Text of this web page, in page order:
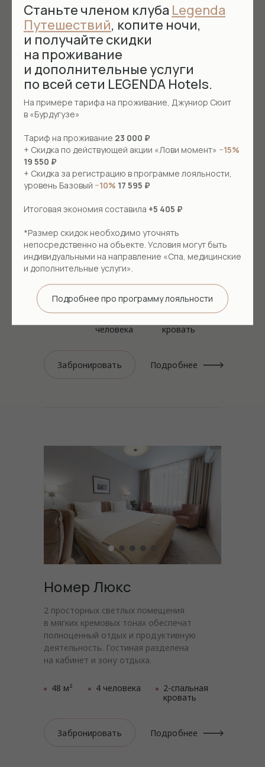
Забронировать Подробнее
Номер Джуниор Сюит
Практичный номер, объединенный
в одну удобную комнату, которая
вы сможете отдохнуть в приятной
атмосфере.
человека
кровать
Забронировать Подробнее
Номер Люкс
2 просторных светлых помещения
в мягких кремовых тонах обеспечат
полноценный отдых и продуктивную
деятельность. Гостиная разделена
на кабинет и зону отдыха.
4 человека
Забронировать
2-спальная
кровать
48 м²
Подробнее
Станьте членом клуба Legenda
Путешествий, копите ночи,
и получайте скидки
на проживание
и дополнительные услуги
по всей сети LEGENDA Hotels.
На примере тарифа на проживание, Джуниор Сюит
в «Бурдугузе»
Тариф на проживание 23 000 ₽
+ Скидка по действующей акции «Лови момент» −15%
19 550 ₽
+ Скидка за регистрацию в программе лояльности,
уровень Базовый −10% 17 595 ₽
Итоговая экономия составила +5 405 ₽
*Размер скидок необходимо уточнять
непосредственно на объекте. Условия могут быть
индивидуальными на направление «Спа, медицинские
и дополнительные услуги».
Подробнее про программу лояльности